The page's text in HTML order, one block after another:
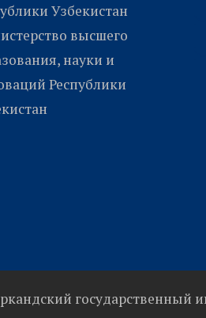
Узбекистан
высшего
науки и
Республики
государственный